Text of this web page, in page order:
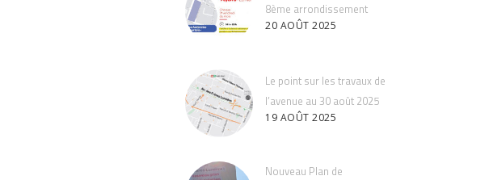
8ème arrondissement
20 AOÛT 2025
Le point sur les travaux de
l’avenue au 30 août 2025
19 AOÛT 2025
Nouveau Plan de